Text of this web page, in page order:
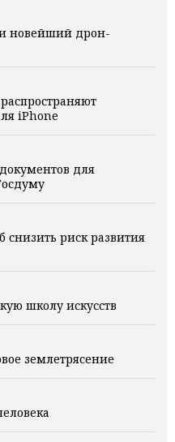
новейший дрон-
iPhone
для
риск развития
школу искусств
землетрясение